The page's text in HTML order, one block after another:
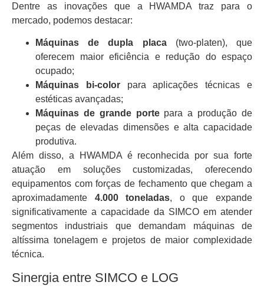
Dentre as inovações que a HWAMDA traz para o
mercado, podemos destacar:
Máquinas de dupla placa(two-platen), que
oferecem maior eficiência e redução do espaço
ocupado;
Máquinas bi-colorpara aplicações técnicas e
estéticas avançadas;
Máquinas de grande portepara a produção de
peças de elevadas dimensões e alta capacidade
produtiva.
Além disso, a HWAMDA é reconhecida por sua forte
atuação em soluções customizadas, oferecendo
equipamentos com forças de fechamento que chegam a
aproximadamente 4.000 toneladas, o que expande
significativamente a capacidade da SIMCO em atender
segmentos industriais que demandam máquinas de
altíssima tonelagem e projetos de maior complexidade
técnica.
Sinergia entre SIMCO e LOG